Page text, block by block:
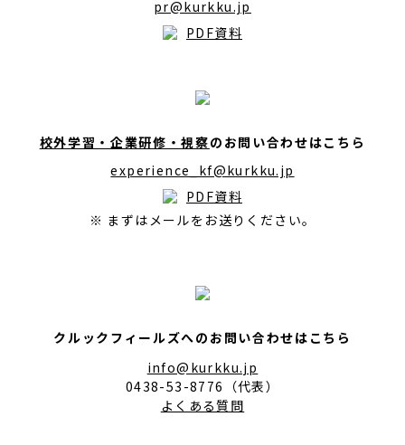
pr@kurkku.jp
PDF資料
校外学習・企業研修・視察のお問い合わせはこちら
experience_kf@kurkku.jp
PDF資料
※ まずはメールをお送りください。
クルックフィールズへのお問い合わせはこちら
info@kurkku.jp
0438-53-8776（代表）
よくある質問